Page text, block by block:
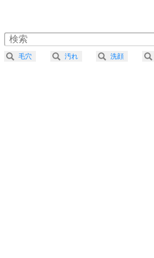
4 器の大きい人は、怒りを
プラス思考
2.0倍速 （215KB 54秒）
2.5倍速 （172KB 43秒）
3.0倍速 （144KB 36秒）
毛穴 汚れ 洗顔